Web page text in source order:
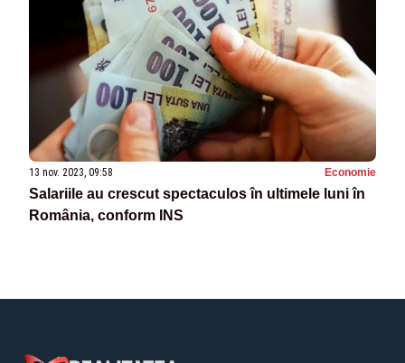
13 nov. 2023, 09:58 Economie
Salariile au crescut spectaculos în ultimele luni în
România, conform INS